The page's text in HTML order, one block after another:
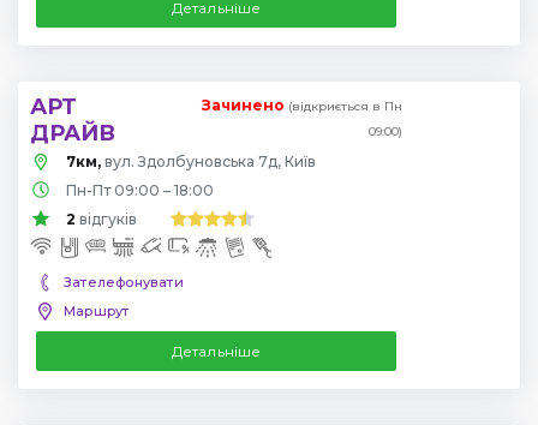
Детальніше
АРТ
ДРАЙВ
Зачинено (відкриється в Пн
09:00)
7км, вул. Здолбуновська 7д, Київ
Пн-Пт 09:00 – 18:00
2 відгуків
Зателефонувати
Маршрут
Детальніше